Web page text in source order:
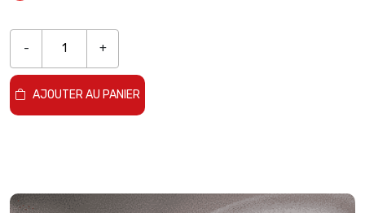
- +
AJOUTER AU PANIER